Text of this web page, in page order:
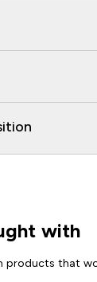
with
products that